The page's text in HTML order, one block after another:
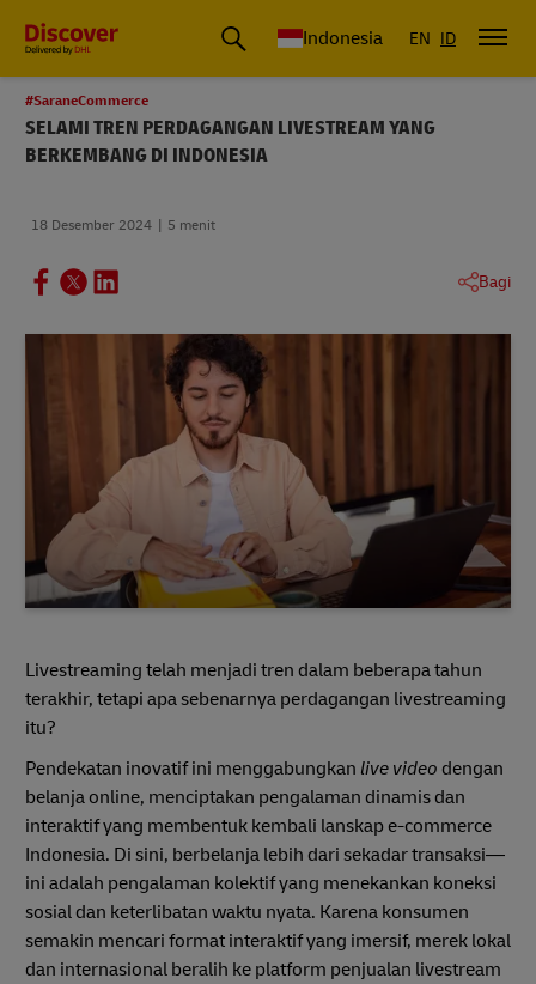
DHL Express Indonesia Indonesia EN ID
#SaraneCommerce
SELAMI TREN PERDAGANGAN LIVESTREAM YANG
BERKEMBANG DI INDONESIA
18 Desember 2024 5 menit
Bagi
Livestreaming telah menjadi tren dalam beberapa tahun
terakhir, tetapi apa sebenarnya perdagangan livestreaming
itu?
Pendekatan inovatif ini menggabungkan live video dengan
belanja online, menciptakan pengalaman dinamis dan
interaktif yang membentuk kembali lanskap e-commerce
Indonesia. Di sini, berbelanja lebih dari sekadar transaksi—
ini adalah pengalaman kolektif yang menekankan koneksi
sosial dan keterlibatan waktu nyata. Karena konsumen
semakin mencari format interaktif yang imersif, merek lokal
dan internasional beralih ke platform penjualan livestream